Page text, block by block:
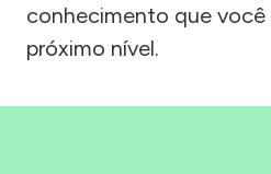
conhecimento que você
próximo nível.